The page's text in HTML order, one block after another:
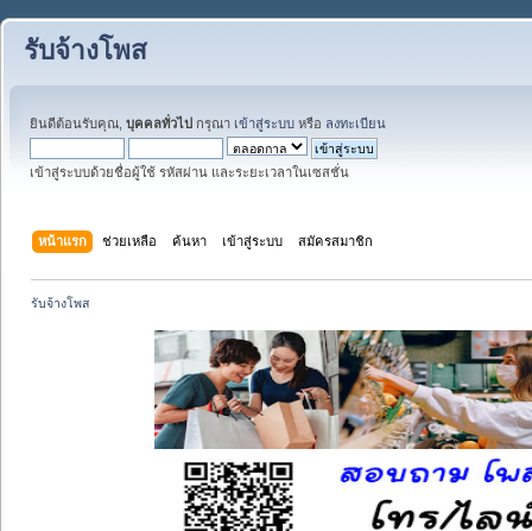
รับจ้างโพส
ยินดีต้อนรับคุณ, บุคคลทั่วไป กรุณา เข้าสู่ระบบ หรือ ลงทะเบียน
เข้าสู่ระบบด้วยชื่อผู้ใช้ รหัสผ่าน และระยะเวลาในเซสชั่น
หน้าแรก ช่วยเหลือ ค้นหา เข้าสู่ระบบ สมัครสมาชิก
รับจ้างโพส